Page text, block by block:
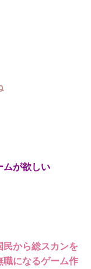
ムが欲しい
から総スカンを
職になるゲーム作